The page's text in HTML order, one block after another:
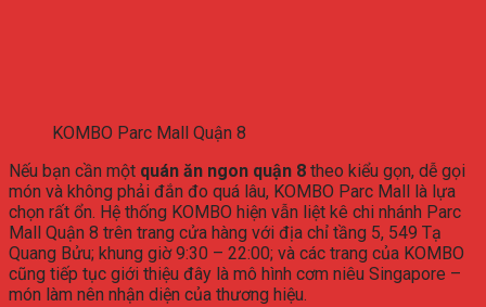
KOMBO Parc Mall Quận 8
Nếu bạn cần một quán ăn ngon quận 8 theo kiểu gọn, dễ gọi
món và không phải đắn đo quá lâu, KOMBO Parc Mall là lựa
chọn rất ổn. Hệ thống KOMBO hiện vẫn liệt kê chi nhánh Parc
Mall Quận 8 trên trang cửa hàng với địa chỉ tầng 5, 549 Tạ
Quang Bửu; khung giờ9:30 – 22:00; và các trang của KOMBO
cũng tiếp tục giới thiệu đây là mô hình cơm niêu Singapore –
món làm nên nhận diện của thương hiệu.